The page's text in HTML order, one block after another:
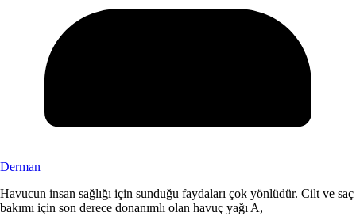
Derman
Havucun insan sağlığı için sunduğu faydaları çok yönlüdür. Cilt ve saç
bakımı için son derece donanımlı olan havuç yağı A,